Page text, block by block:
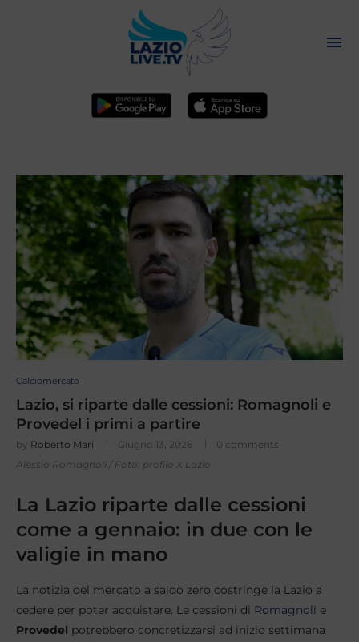
Calciomercato
Lazio, si riparte dalle cessioni: Romagnoli e
Provedel i primi a partire
by Roberto Mari Giugno 13, 2026
0 comments
Alessio Romagnoli / Foto: profilo X Lazio
La Lazio riparte dalle cessioni
come a gennaio: in due con le
valigie in mano
La notizia del mercato a saldo zero costringe la Lazio a
cedere per poter acquistare. Le cessioni di Romagnoli e
Provedel potrebbero concretizzarsi ad inizio settimana